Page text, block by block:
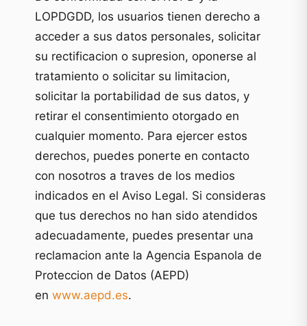
LOPDGDD, los usuarios tienen derecho a
acceder a sus datos personales, solicitar
su rectificacion o supresion, oponerse al
tratamiento o solicitar su limitacion,
solicitar la portabilidad de sus datos, y
retirar el consentimiento otorgado en
cualquier momento. Para ejercer estos
derechos, puedes ponerte en contacto
con nosotros a traves de los medios
indicados en el Aviso Legal. Si consideras
que tus derechos no han sido atendidos
adecuadamente, puedes presentar una
reclamacion ante la Agencia Espanola de
Proteccion de Datos (AEPD)
en www.aepd.es.